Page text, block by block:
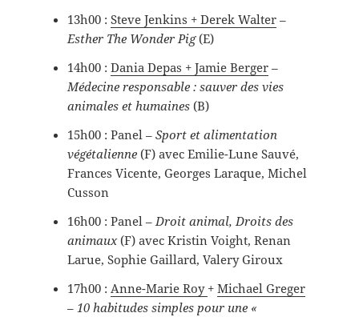
13h00 : Steve Jenkins + Derek Walter–
Esther The Wonder Pig(E)
14h00 : Dania Depas + Jamie Berger–
Médecine responsable : sauver des vies
animales et humaines(B)
15h00 : Panel – Sport et alimentation
végétalienne(F) avec Emilie-Lune Sauvé,
Frances Vicente, Georges Laraque, Michel
Cusson
16h00 : Panel –Droit animal, Droits des
animaux(F) avec Kristin Voight, Renan
Larue, Sophie Gaillard, Valery Giroux
17h00 : Anne-Marie Roy + Michael Greger
– 10 habitudes simples pour une «